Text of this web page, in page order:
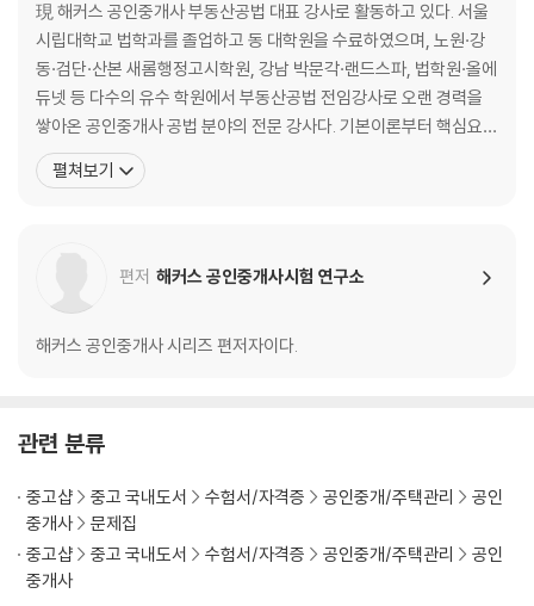
제2편 도시개발법
제1장 도시개발구역의 지정 등
제2장 도시개발사업의 시행
제3장 비용부담 · 보칙
제3편 도시 및 주거환경정비법
제2장 기본계획의 수립 및 정비구역의 지정
제1장 총칙
제3장 대지와 도로
제4장 구조 · 재료 및 건축설비
제5장 지역 · 지구의 건축물
제6장 특별건축구역, 건축협정, 보칙 및 벌칙
現 해커스 공인중개사 부동산공법 대표 강사로 활동하고 있다. 서울
시립대학교 법학과를 졸업하고 동 대학원을 수료하였으며, 노원·강
동·검단·산본 새롬행정고시학원, 강남 박문각·랜드스파, 법학원·올에
듀넷 등 다수의 유수 학원에서 부동산공법 전임강사로 오랜 경력을
쌓아온 공인중개사 공법 분야의 전문 강사다. 기본이론부터 핵심요
약, 문제풀이까지 전 과정을 아우르는 탄탄한 커리큘럼으로 수험생
들의 두터운 신뢰를 받고 있다. 법률 용어의 정확한 이해, 체계도를 통
펼쳐보기
편저 해커스 공인중개사시험 연구소
해커스 공인중개사 시리즈 편저자이다.
관련 분류
중고샵 중고 국내도서 수험서/자격증 공인중개/주택관리
공인
중개사
문제집
중고샵
중고 국내도서 수험서/자격증 공인중개/주택관리
공인
중개사